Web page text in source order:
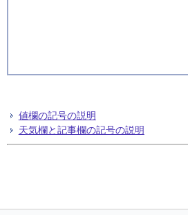
値欄の記号の説明
天気欄と記事欄の記号の説明